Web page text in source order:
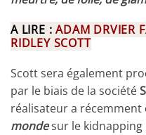
A LIRE :ADAM DRVIER
RIDLEY SCOTT
Scott sera également
par le biais de la société
réalisateur a récemment
mondesur le kidnapping